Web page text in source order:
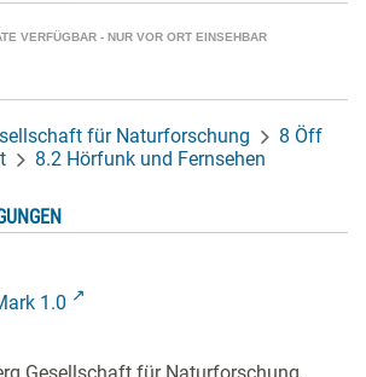
VERFÜGBAR - NUR VOR ORT EINSEHBAR
für Naturforschung
8 Öff
8.2 Hörfunk und Fernsehen
1.0